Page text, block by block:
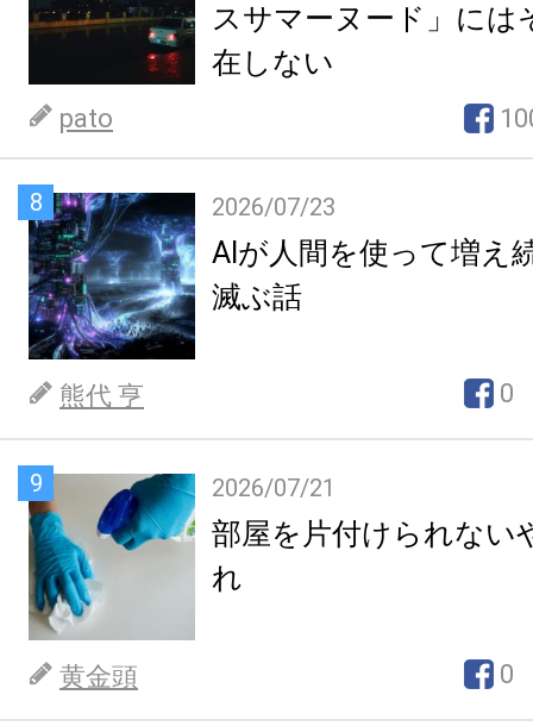
スサマーヌード」には
在しない
pato
8 2026/07/23
AIが人間を使って増え
滅ぶ話
熊代 亨 0
9 2026/07/21
部屋を片付けられない
れ
黄金頭 0